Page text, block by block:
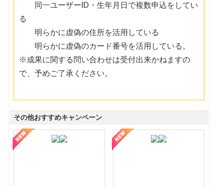
同一ユーザーID・生年月日で複数申込をしてい
る
明らかに虚偽の住所を活用している
明らかに虚偽のカード番号を活用している。
※成果に関する問い合わせは受付出来かねますの
で、予めご了承ください。
その他おすすめキャンペーン